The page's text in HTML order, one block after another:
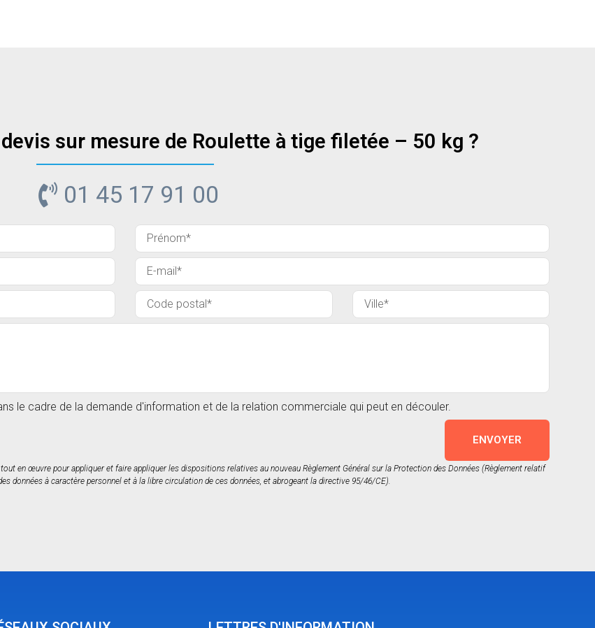
sur mesure de Roulette à tige filetée – 50 kg ?
01 45 17 91 00
le cadre de la demande d'information et de la relation commerciale qui peut en découler.
ENVOYER
en œuvre pour appliquer et faire appliquer les dispositions relatives au nouveau Règlement Général sur la Protection des Données (Règlement relatif
données à caractère personnel et à la libre circulation de ces données, et abrogeant la directive 95/46/CE).